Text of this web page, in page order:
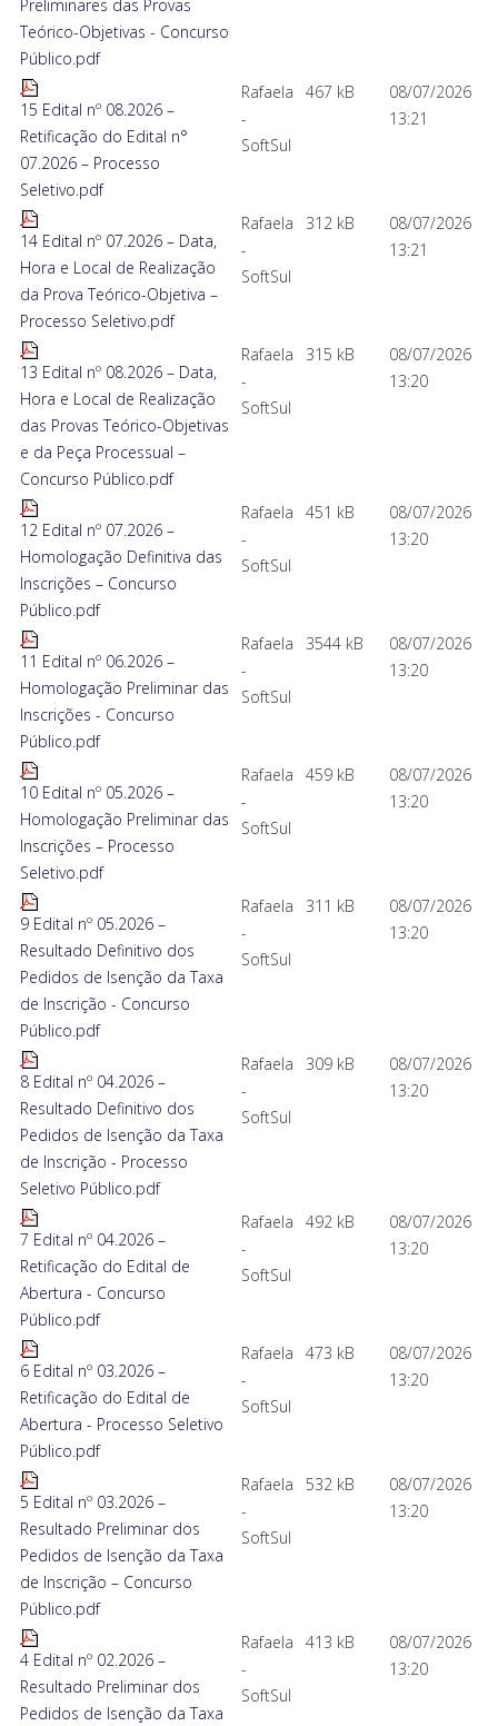
Preliminares das Provas
Teórico-Objetivas - Concurso
Público.pdf
15 Edital nº 08.2026 –
Retificação do Edital n°
07.2026 – Processo
Seletivo.pdf
Rafaela
-
SoftSul
467 kB
08/07/2026
13:21
14 Edital nº 07.2026 – Data,
Hora e Local de Realização
da Prova Teórico-Objetiva –
Processo Seletivo.pdf
Rafaela
-
SoftSul
312 kB
08/07/2026
13:21
13 Edital nº 08.2026 – Data,
Hora e Local de Realização
das Provas Teórico-Objetivas
e da Peça Processual –
Concurso Público.pdf
Rafaela
-
SoftSul
315 kB
08/07/2026
13:20
12 Edital nº 07.2026 –
Homologação Definitiva das
Inscrições – Concurso
Público.pdf
Rafaela
-
SoftSul
451 kB
08/07/2026
13:20
11 Edital nº 06.2026 –
Homologação Preliminar das
Inscrições - Concurso
Público.pdf
Rafaela
-
SoftSul
3544 kB
08/07/2026
13:20
10 Edital nº 05.2026 –
Homologação Preliminar das
Inscrições – Processo
Seletivo.pdf
Rafaela
-
SoftSul
459 kB
08/07/2026
13:20
9 Edital nº 05.2026 –
Resultado Definitivo dos
Pedidos de Isenção da Taxa
de Inscrição - Concurso
Público.pdf
Rafaela
-
SoftSul
311 kB
08/07/2026
13:20
8 Edital nº 04.2026 –
Resultado Definitivo dos
Pedidos de Isenção da Taxa
de Inscrição - Processo
Seletivo Público.pdf
Rafaela
-
SoftSul
309 kB
08/07/2026
13:20
7 Edital nº 04.2026 –
Retificação do Edital de
Abertura - Concurso
Público.pdf
Rafaela
-
SoftSul
492 kB
08/07/2026
13:20
6 Edital nº 03.2026 –
Retificação do Edital de
Abertura - Processo Seletivo
Público.pdf
Rafaela
-
SoftSul
473 kB
08/07/2026
13:20
5 Edital nº 03.2026 –
Resultado Preliminar dos
Pedidos de Isenção da Taxa
de Inscrição – Concurso
Público.pdf
Rafaela
-
SoftSul
532 kB
08/07/2026
13:20
4 Edital nº 02.2026 –
Resultado Preliminar dos
Pedidos de Isenção da Taxa
Rafaela
-
SoftSul
413 kB
08/07/2026
13:20